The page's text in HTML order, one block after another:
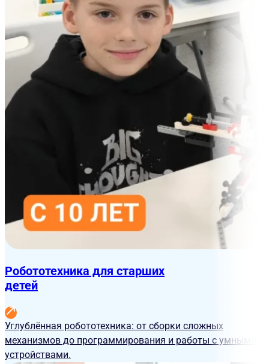
Робототехника для старших
детей
Углублённая робототехника: от сборки сложных
механизмов до программирования и работы с умными
устройствами.